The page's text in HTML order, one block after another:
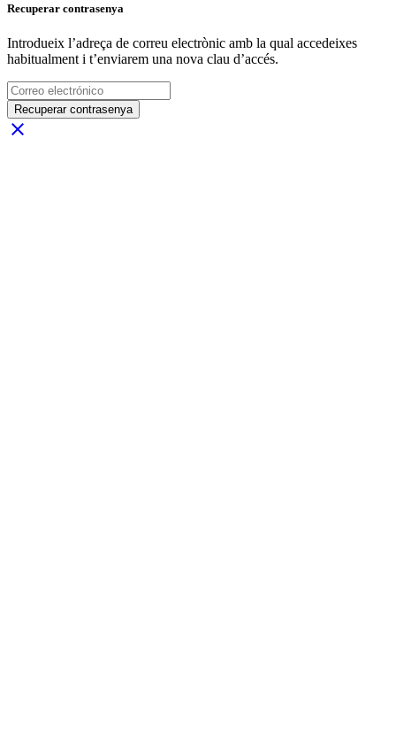
Recuperar contrasenya
Introdueix l’adreça de correu electrònic amb la qual accedeixes
habitualment i t’enviarem una nova clau d’accés.
Recuperar contrasenya
close